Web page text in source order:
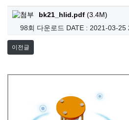
bk21_hlid.pdf (3.4M)
98회 다운로드 DATE : 2021-03-25
이전글